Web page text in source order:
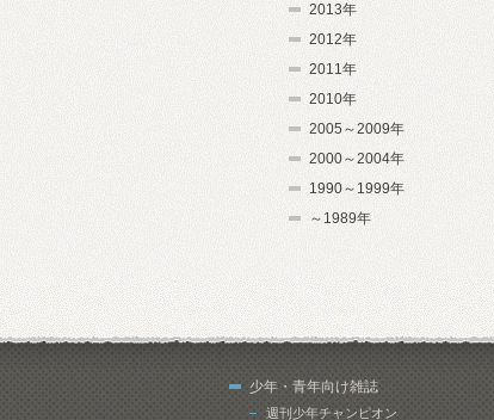
2013年
2012年
2011年
2010年
2005～2009年
2000～2004年
1990～1999年
～1989年
少年・青年向け雑誌
週刊少年チャンピオン